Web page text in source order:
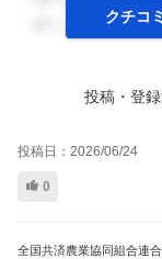
クチコ
投稿・登
投稿日： 2026/06/24
0
全国共済農業協同組合連